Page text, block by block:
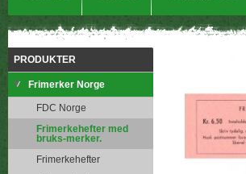
PRODUKTER
Frimerker Norge
FDC Norge
Frimerkehefter med
bruks-merker.
Frimerkehefter